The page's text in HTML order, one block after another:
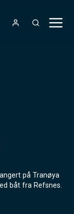
på Tranøya
båt fra Refsnes.